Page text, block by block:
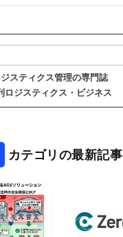
ジスティクス管理の専門誌
ロジスティクス・ビジネス
カテゴリの最新記事